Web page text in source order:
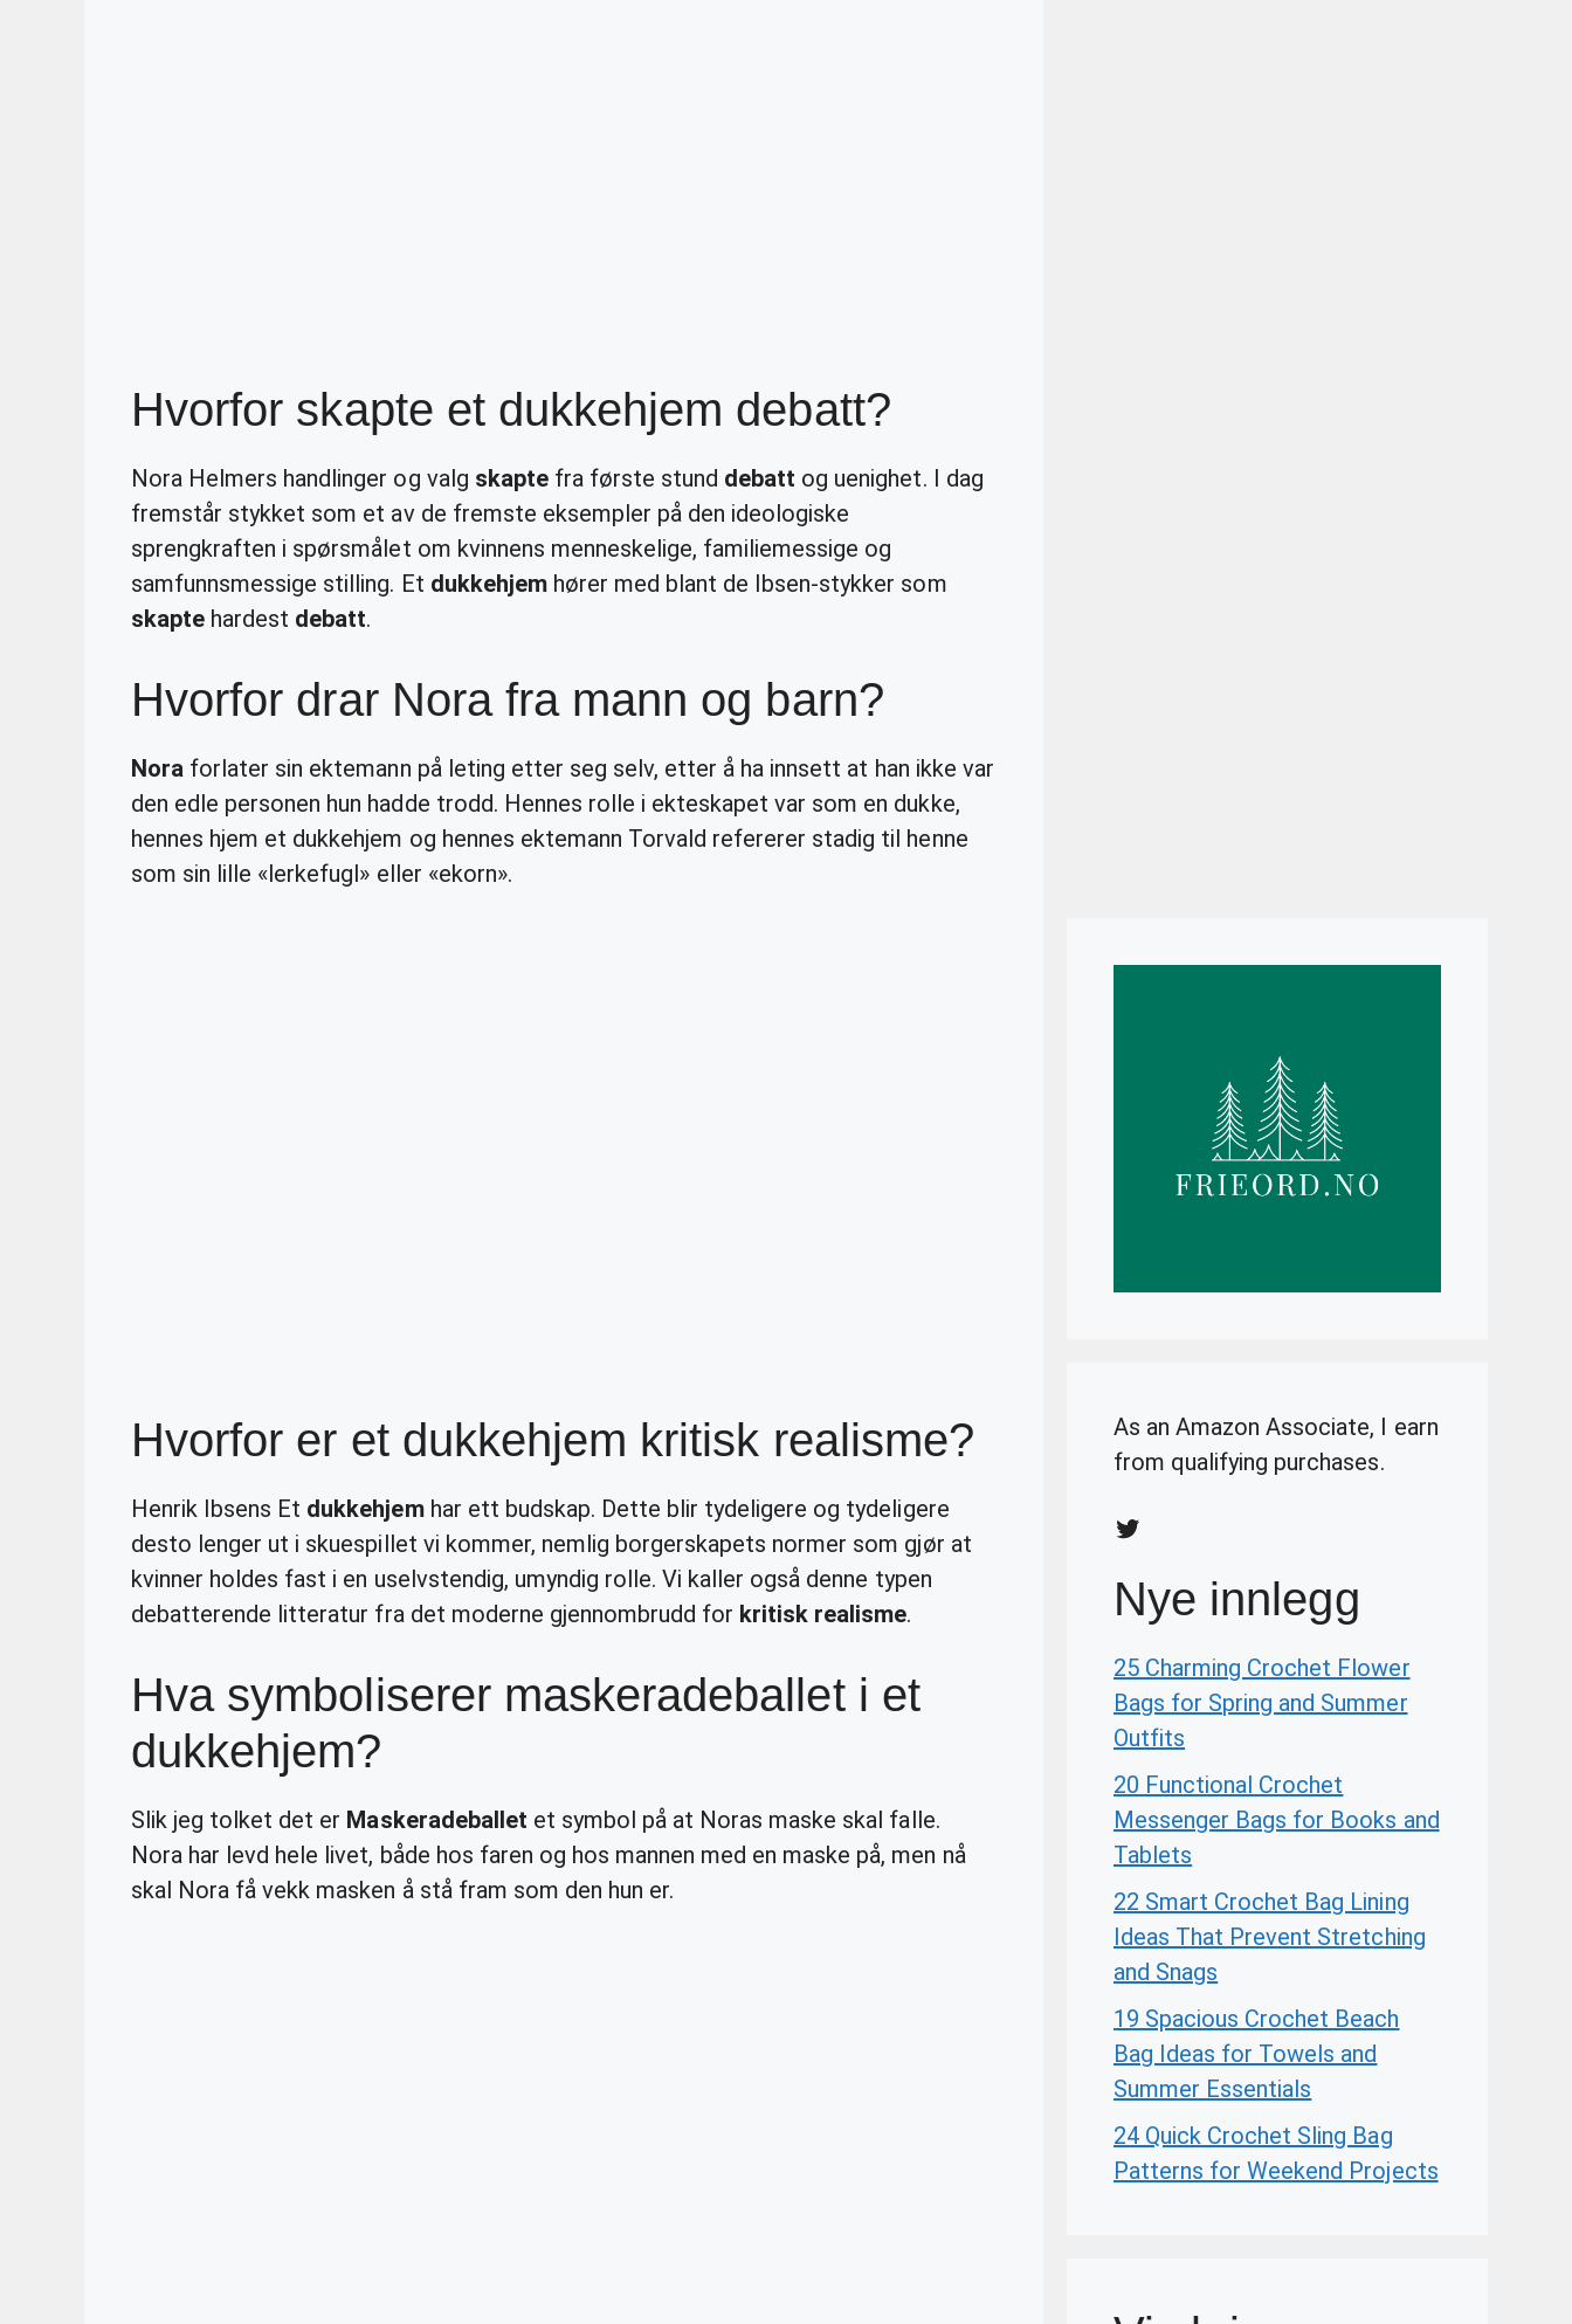
Hvorfor skapte et dukkehjem debatt?
Nora Helmers handlinger og valg skaptefra første stund debatt og uenighet. I dag
fremstår stykket som et av de fremste eksempler på den ideologiske
sprengkraften i spørsmålet om kvinnens menneskelige, familiemessige og
samfunnsmessige stilling. Et dukkehjemhører med blant de Ibsen-stykker som
skapte hardest debatt.
Hvorfor drar Nora fra mann og barn?
Nora forlater sin ektemann på leting etter seg selv, etter å ha innsett at han ikke var
den edle personen hun hadde trodd. Hennes rolle i ekteskapet var som en dukke,
hennes hjem et dukkehjem og hennes ektemann Torvald refererer stadig til henne
som sin lille «lerkefugl» eller «ekorn».
Hvorfor er et dukkehjem kritisk realisme?
Henrik Ibsens Et dukkehjemhar ett budskap. Dette blir tydeligere og tydeligere
desto lenger ut i skuespillet vi kommer, nemlig borgerskapets normer som gjør at
kvinner holdes fast i en uselvstendig, umyndig rolle. Vi kaller også denne typen
debatterende litteratur fra det moderne gjennombrudd for kritisk realisme.
Hva symboliserer maskeradeballet i et
dukkehjem?
Slik jeg tolket det er Maskeradeballet et symbol på at Noras maske skal falle.
Nora har levd hele livet, både hos faren og hos mannen med en maske på, men nå
skal Nora få vekk masken å stå fram som den hun er.
As an Amazon Associate, I earn
from qualifying purchases.
Twitter
Nye innlegg
25 Charming Crochet Flower
Bags for Spring and Summer
Outfits
20 Functional Crochet
Messenger Bags for Books and
Tablets
22 Smart Crochet Bag Lining
Ideas That Prevent Stretching
and Snags
19 Spacious Crochet Beach
Bag Ideas for Towels and
Summer Essentials
24 Quick Crochet Sling Bag
Patterns for Weekend Projects